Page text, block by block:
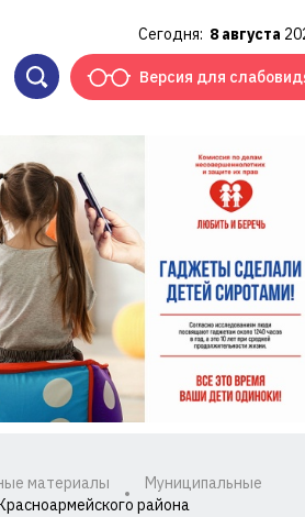
Сегодня: 8 августа
Версия для
материалы
Муниципальные
района